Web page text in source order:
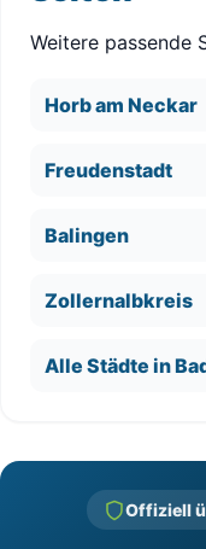
Weitere passende
Horb am Neckar
Freudenstadt
Balingen
Zollernalbkreis
Alle Städte in
Offiziell